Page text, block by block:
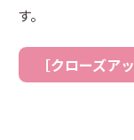
す。
［クローズ